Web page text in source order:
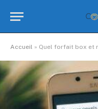
Accueil » Quel forfait box et